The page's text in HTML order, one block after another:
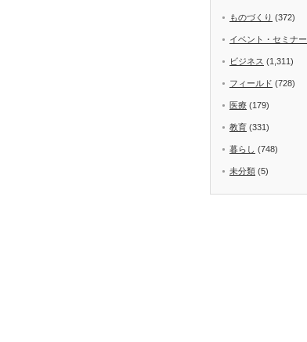
ものづくり (372)
イベント・セミナー
ビジネス (1,311)
フィールド (728)
医療 (179)
教育 (331)
暮らし (748)
未分類 (5)